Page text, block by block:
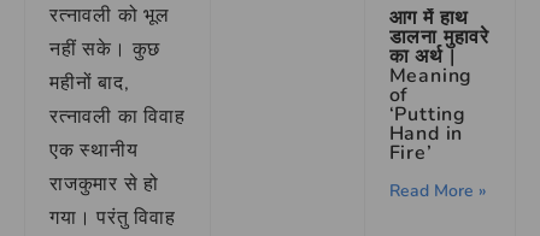
रत्नावली को भूल
नहीं सके। कुछ
महीनों बाद,
रत्नावली का विवाह
एक स्थानीय
राजकुमार से हो
गया। परंतु विवाह
आग में हाथ
डालना मुहावरे
का अर्थ |
Meaning
of
‘Putting
Hand in
Fire’
Read More »